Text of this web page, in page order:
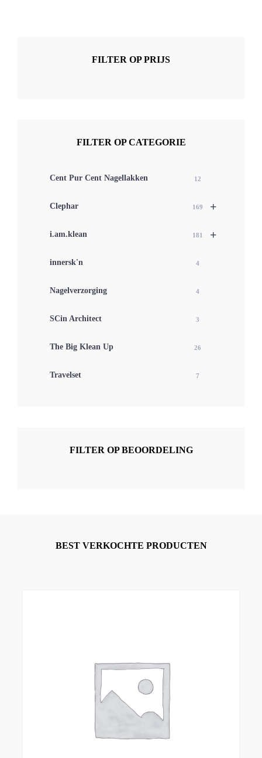
FILTER OP PRIJS
FILTER OP CATEGORIE
Cent Pur Cent Nagellakken 12
+
Clephar 169
+
i.am.klean 181
innersk'n 4
Nagelverzorging 4
SCin Architect 3
The Big Klean Up 26
Travelset 7
FILTER OP BEOORDELING
BEST VERKOCHTE PRODUCTEN